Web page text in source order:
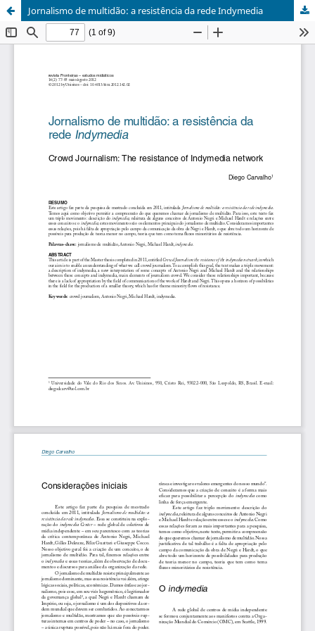
Jornalismo de multidão: a resistência da rede Indymedia